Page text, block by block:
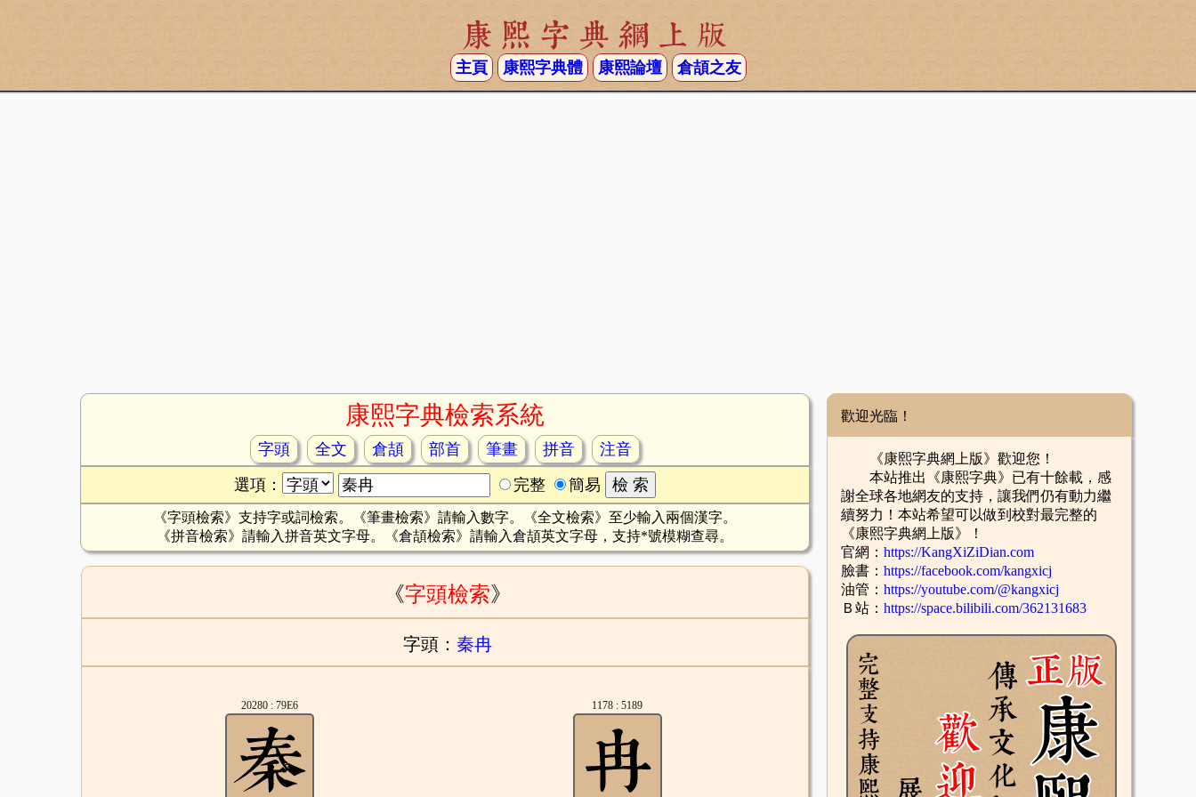
康熙字典網上版
主頁 康熙字典體 康熙論壇 倉頡之友
康熙字典檢索系統
字頭 全文 倉頡 部首 筆畫 拼音
注音
選項：
完整 簡易
《字頭檢索》支持字或詞檢索。《筆畫檢索》請輸入數字。《全文檢索》至少輸入兩個漢字。
《拼音檢索》請輸入拼音英文字母。《倉頡檢索》請輸入倉頡英文字母，支持*號模糊查尋。
《字頭檢索》
字頭： 秦冉
20280 : 79E6 1178 : 5189
歡迎光臨！
《康熙字典網上版》歡迎您！
本站推出《康熙字典》已有十餘載，感
謝全球各地網友的支持，讓我們仍有動力繼
續努力！本站希望可以做到校對最完整的
《康熙字典網上版》！
官網： https://KangXiZiDian.com
臉書： https://facebook.com/kangxicj
油管： https://youtube.com/@kangxicj
Ｂ站： https://space.bilibili.com/362131683